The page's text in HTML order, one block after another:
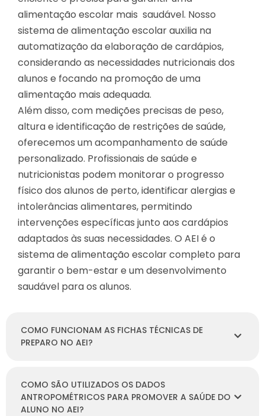
alimentação escolar mais saudável. Nosso
sistema de alimentação escolar auxilia na
automatização da elaboração de cardápios,
considerando as necessidades nutricionais dos
alunos e focando na promoção de uma
alimentação mais adequada.
Além disso, com medições precisas de peso,
altura e identificação de restrições de saúde,
oferecemos um acompanhamento de saúde
personalizado. Profissionais de saúde e
nutricionistas podem monitorar o progresso
físico dos alunos de perto, identificar alergias e
intolerâncias alimentares, permitindo
intervenções específicas junto aos cardápios
adaptados às suas necessidades. O AEI é o
sistema de alimentação escolar completo para
garantir o bem-estar e um desenvolvimento
saudável para os alunos.
COMO FUNCIONAM AS FICHAS TÉCNICAS DE
PREPARO NO AEI?
COMO SÃO UTILIZADOS OS DADOS
ANTROPOMÉTRICOS PARA PROMOVER A SAÚDE DO
ALUNO NO AEI?